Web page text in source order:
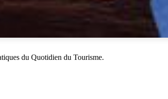
du Quotidien du Tourisme.